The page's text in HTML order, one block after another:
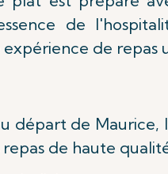
de
de repas
départ de
de haute